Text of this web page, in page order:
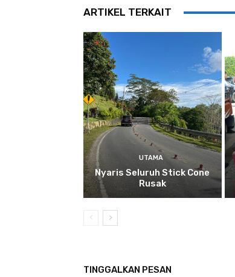
ARTIKEL TERKAIT
UTAMA
Nyaris Seluruh Stick Cone
Rusak
TINGGALKAN PESAN